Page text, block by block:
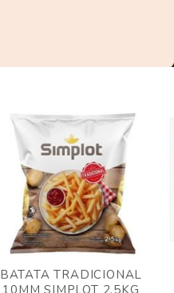
BATATA TRADICIONAL